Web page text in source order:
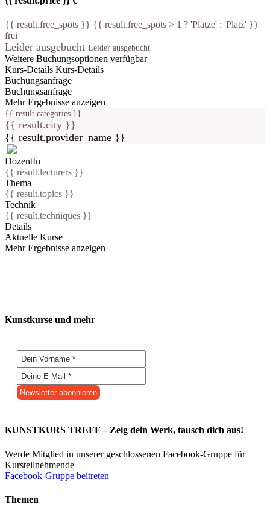
{{ result.free_spots }} {{ result.free_spots > 1 ? 'Plätze' : 'Platz' }}
frei
Leider ausgebucht Leider ausgebucht
Weitere Buchungsoptionen verfügbar
Kurs-Details Kurs-Details
Buchungsanfrage
Buchungsanfrage
Mehr Ergebnisse anzeigen
{{ result.categories }}
{{ result.city }}
{{ result.provider_name }}
DozentIn
{{ result.lecturers }}
Thema
{{ result.topics }}
Technik
{{ result.techniques }}
Details
Aktuelle Kurse
Mehr Ergebnisse anzeigen
Kunstkurse und mehr
KUNSTKURS TREFF – Zeig dein Werk, tausch dich aus!
Werde Mitglied in unserer geschlossenen Facebook-Gruppe für
Kursteilnehmende
Facebook-Gruppe beitreten
Themen